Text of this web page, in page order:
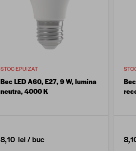
STOC EPUIZAT
Bec LED A60, E27, 9 W, lumina
neutra, 4000 K
8,10 lei/ buc